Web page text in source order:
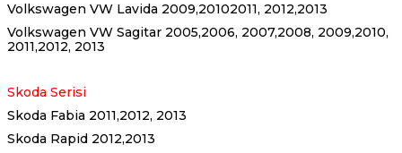
Volkswagen VW Lavida 2009,20102011, 2012,2013
Volkswagen VW Sagitar 2005,2006, 2007,2008, 2009,2010,
2011,2012, 2013
Skoda Serisi
Skoda Fabia 2011,2012, 2013
Skoda Rapid 2012,2013